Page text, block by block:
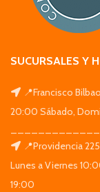
SUCURSALES Y
📍Francisco
20:00 Sábado,
📍Providencia
Lunes a Viernes
19:00